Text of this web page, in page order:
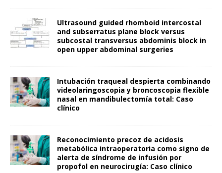
Ultrasound guided rhomboid intercostal
and subserratus plane block versus
subcostal transversus abdominis block in
open upper abdominal surgeries
Intubación traqueal despierta combinando
videolaringoscopia y broncoscopia flexible
nasal en mandibulectomía total: Caso
clínico
Reconocimiento precoz de acidosis
metabólica intraoperatoria como signo de
alerta de síndrome de infusión por
propofol en neurocirugía: Caso clínico